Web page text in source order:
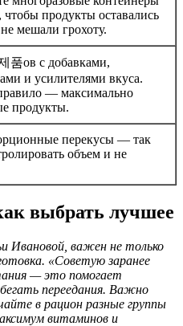
продукты оставались
мешали грохоту.
품ов с добавками,
и усилителями вкуса.
— максимально
продукты.
перекусы — так
объем и не
выбрать лучшее
Ивановой, важен не только
«Советую заранее
— это помогает
переедания. Важно
в рацион разные группы
витаминов и